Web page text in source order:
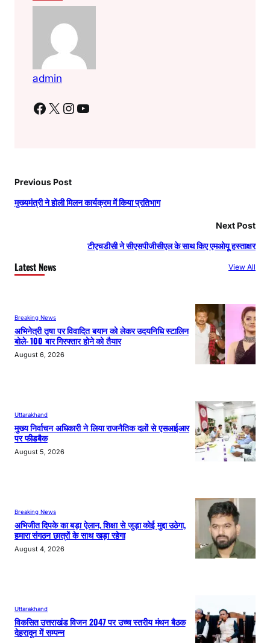
admin
Facebook X Instagram YouTube
Previous Post
मुख्यमंत्री ने होली मिलन कार्यक्रम में किया प्रतिभाग
Next Post
टीएचडीसी ने सीएसपीजीसीएल के साथ किए एमओयू हस्ताक्षर
Latest News View All
Breaking News
अभिनेत्री तृषा पर विवादित बयान को लेकर उदयनिधि स्टालिन
बोले- 100 बार गिरफ्तार होने को तैयार
August 6, 2026
Uttarakhand
मुख्य निर्वाचन अधिकारी ने लिया राजनैतिक दलों से एसआईआर
पर फीडबैक
August 5, 2026
Breaking News
अभिजीत दिपके का बड़ा ऐलान, शिक्षा से जुड़ा कोई मुद्दा उठेगा,
हमारा संगठन छात्रों के साथ खड़ा रहेगा
August 4, 2026
Uttarakhand
विकसित उत्तराखंड विजन 2047 पर उच्च स्तरीय मंथन बैठक
देहरादून में सम्पन्न